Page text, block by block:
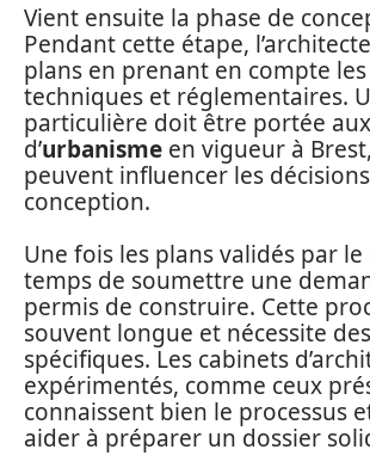
Vient ensuite la phase de
Pendant cette étape,
plans en prenant en compte
techniques et réglementaires.
particulière doit être portée
d’urbanisme en vigueur à
peuvent influencer les
conception.
Une fois les plans validés par
temps de soumettre une
permis de construire. Cette
souvent longue et nécessite
spécifiques. Les cabinets
expérimentés, comme ceux
connaissent bien le processus
aider à préparer un dossier